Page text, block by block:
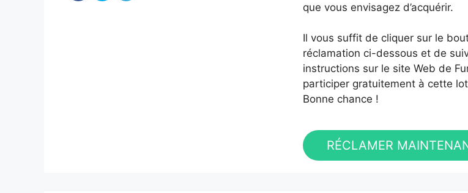
que vous envisagez d’acquérir.
Il vous suffit de cliquer sur le
réclamation ci-dessous et de
instructions sur le site Web de
participer gratuitement à cette
Bonne chance !
RÉCLAMER